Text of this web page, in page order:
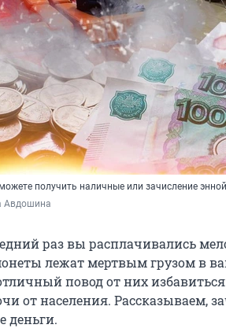
получить наличные или зачисление
Авдошина
раз вы расплачивались
лежат мертвым грузом в
повод от них
от населения. Рассказываем,
деньги.